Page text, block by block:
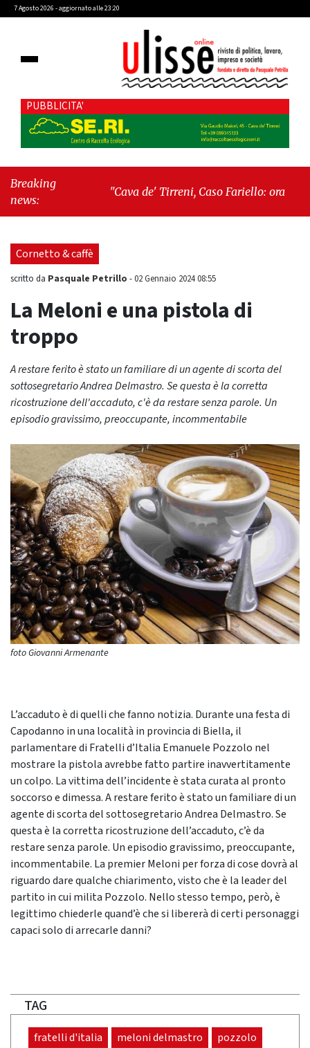
7 Agosto 2026 - aggiornato alle 23:20
PUBBLICITA'
Breaking
news:
"Cava de' Tirreni, Caso Fariello: ora torniamo
Cornetto & caffè
scritto da Pasquale Petrillo -02 Gennaio 2024 08:55
La Meloni e una pistola di
troppo
A restare ferito è stato un familiare di un agente di scorta del
sottosegretario Andrea Delmastro. Se questa è la corretta
ricostruzione dell'accaduto, c'è da restare senza parole. Un
episodio gravissimo, preoccupante, incommentabile
foto Giovanni Armenante
L’accaduto è di quelli che fanno notizia. Durante una festa di
Capodanno in una località in provincia di Biella, il
parlamentare di Fratelli d’Italia Emanuele Pozzolo nel
mostrare la pistola avrebbe fatto partire inavvertitamente
un colpo. La vittima dell’incidente è stata curata al pronto
soccorso e dimessa. A restare ferito è stato un familiare di un
agente di scorta del sottosegretario Andrea Delmastro. Se
questa è la corretta ricostruzione dell’accaduto, c’è da
restare senza parole. Un episodio gravissimo, preoccupante,
incommentabile. La premier Meloni per forza di cose dovrà al
riguardo dare qualche chiarimento, visto che è la leader del
partito in cui milita Pozzolo. Nello stesso tempo, però, è
legittimo chiederle quand’è che si libererà di certi personaggi
capaci solo di arrecarle danni?
TAG
fratelli d'italia meloni delmastro pozzolo